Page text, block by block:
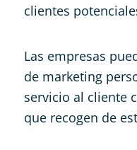
clientes
Las empresas
de marketing
servicio al cliente
que recogen de